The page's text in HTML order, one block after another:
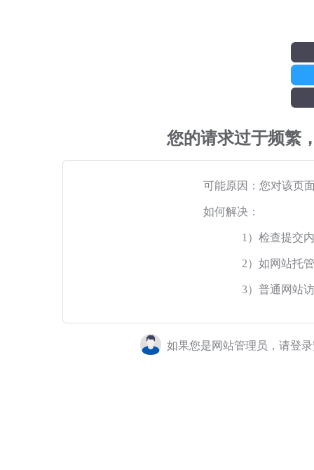
您的请求过于频繁
可能原因：您对该页
如何解决：
1）检查提交
2）如网站托
3）普通网站
如果您是网站管理员，请登